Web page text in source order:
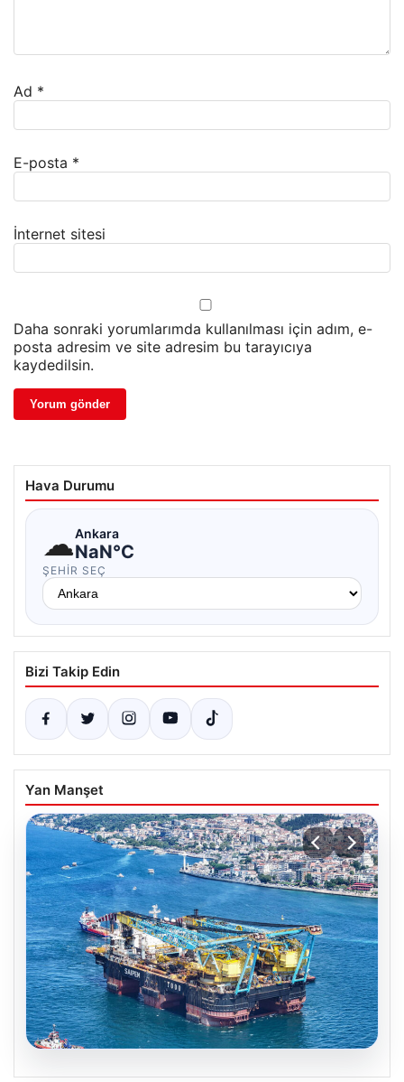
Ad *
E-posta *
İnternet sitesi
Daha sonraki yorumlarımda kullanılması için adım, e-
posta adresim ve site adresim bu tarayıcıya
kaydedilsin.
Hava Durumu
☁Ankara
NaN°C
ŞEHIR SEÇ
Bizi Takip Edin
Yan Manşet
06.08.2026